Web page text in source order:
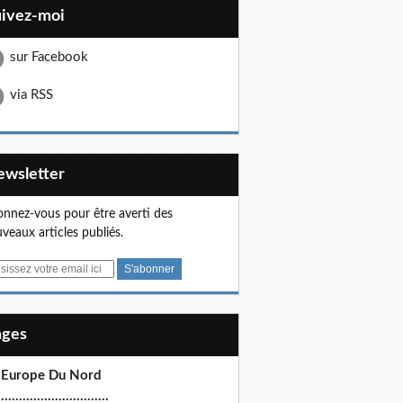
moi
sur Facebook
via RSS
vous pour être averti des
articles publiés.
Du Nord